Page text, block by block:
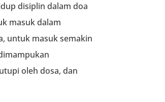
disiplin dalam doa
masuk dalam
untuk masuk semakin
oleh dosa, dan